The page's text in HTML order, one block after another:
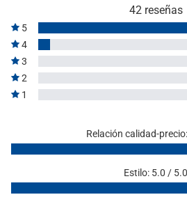
42 reseñas
5
4
3
2
1
Relación calidad-
Estilo: 5.0 / 5.0